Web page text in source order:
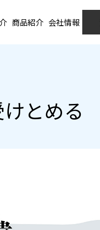
商品紹介 会社情報
とめる